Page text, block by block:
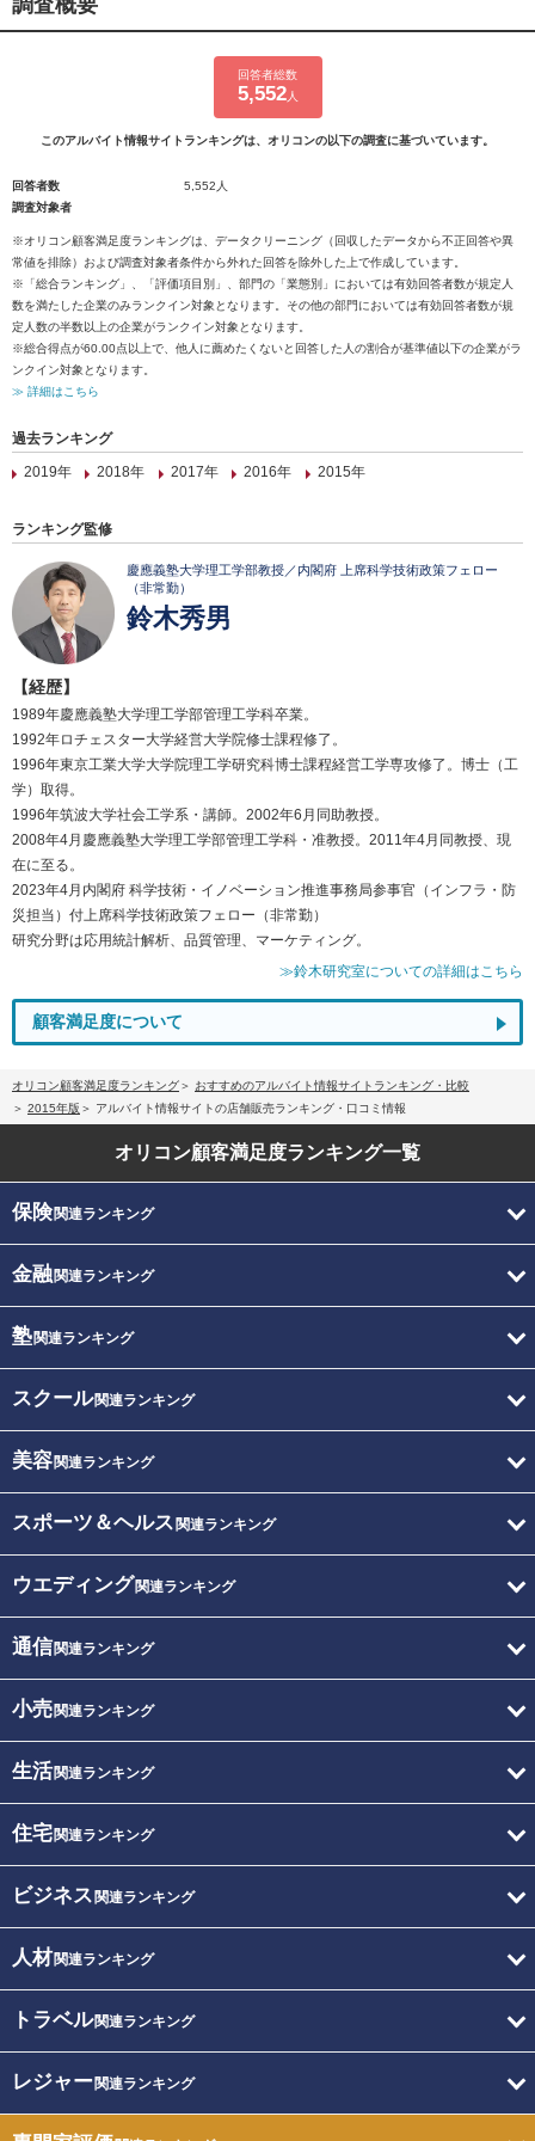
調査概要
回答者総数
5,552人
このアルバイト情報サイトランキングは、オリコンの以下の調査に基づいています。
回答者数
5,552人
調査対象者
※オリコン顧客満足度ランキングは、データクリーニング（回収したデータから不正回答や異
常値を排除）および調査対象者条件から外れた回答を除外した上で作成しています。
※「総合ランキング」、「評価項目別」、部門の「業態別」においては有効回答者数が規定人
数を満たした企業のみランクイン対象となります。その他の部門においては有効回答者数が規
定人数の半数以上の企業がランクイン対象となります。
※総合得点が60.00点以上で、他人に薦めたくないと回答した人の割合が基準値以下の企業がラ
ンクイン対象となります。
≫ 詳細はこちら
過去ランキング
2019年
2018年 2017年 2016年 2015年
ランキング監修
慶應義塾大学理工学部教授／内閣府 上席科学技術政策フェロー
（非常勤）
鈴木秀男
【経歴】
1989年慶應義塾大学理工学部管理工学科卒業。
1992年ロチェスター大学経営大学院修士課程修了。
1996年東京工業大学大学院理工学研究科博士課程経営工学専攻修了。博士（工
学）取得。
1996年筑波大学社会工学系・講師。2002年6月同助教授。
2008年4月慶應義塾大学理工学部管理工学科・准教授。2011年4月同教授、現
在に至る。
2023年4月内閣府 科学技術・イノベーション推進事務局参事官（インフラ・防
災担当）付上席科学技術政策フェロー（非常勤）
研究分野は応用統計解析、品質管理、マーケティング。
≫鈴木研究室についての詳細はこちら
顧客満足度について
オリコン顧客満足度ランキング
おすすめのアルバイト情報サイトランキング・比較
2015年版
アルバイト情報サイトの店舗販売ランキング・口コミ情報
オリコン顧客満足度ランキング一覧
保険関連ランキング
金融関連ランキング
塾関連ランキング
スクール関連ランキング
美容関連ランキング
スポーツ＆ヘルス 関連ランキング
ウエディング関連ランキング
通信関連ランキング
小売関連ランキング
生活関連ランキング
住宅関連ランキング
ビジネス 関連ランキング
人材関連ランキング
トラベル関連ランキング
レジャー関連ランキング